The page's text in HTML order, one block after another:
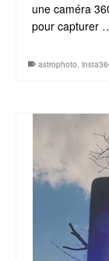
une caméra
pour capturer
astrophoto,